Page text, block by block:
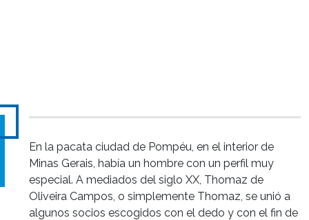
En la pacata ciudad de Pompéu, en el interior de
Minas Gerais, había un hombre con un perfil muy
especial. A mediados del siglo XX, Thomaz de
Oliveira Campos, o simplemente Thomaz, se unió a
algunos socios escogidos con el dedo y con el fin de